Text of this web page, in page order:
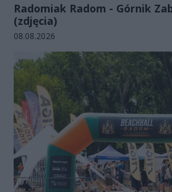
Radomiak Radom - Górnik
(zdjęcia)
Data dodania galerii:
08.08.2026